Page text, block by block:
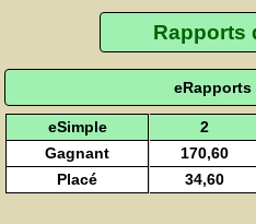
Rapports
eRapports
eSimple 2
Gagnant
170,60
Placé
34,60